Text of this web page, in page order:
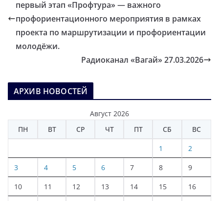
первый этап «Профтура» — важного
профориентационного мероприятия в рамках
проекта по маршрутизации и профориентации
молодёжи.
Радиоканал «Вагай» 27.03.2026
АРХИВ НОВОСТЕЙ
Август 2026
ПН
ВТ СР ЧТ ПТ СБ ВС
1 2
3 4 5 6 7 8 9
10 11 12 13 14 15 16